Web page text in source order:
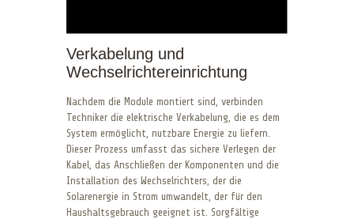
Verkabelung und
Wechselrichtereinrichtung
Nachdem die Module montiert sind, verbinden
Techniker die elektrische Verkabelung, die es dem
System ermöglicht, nutzbare Energie zu liefern.
Dieser Prozess umfasst das sichere Verlegen der
Kabel, das Anschließen der Komponenten und die
Installation des Wechselrichters, der die
Solarenergie in Strom umwandelt, der für den
Haushaltsgebrauch geeignet ist. Sorgfältige